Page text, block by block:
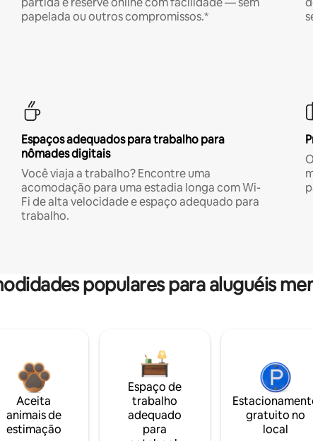
papelada ou outros compromissos.*
Espaços adequados para trabalho para
nômades digitais
Você viaja a trabalho? Encontre uma
acomodação para uma estadia longa com Wi-
Fi de alta velocidade e espaço adequado para
trabalho.
populares para aluguéis
Aceita
animais de
estimação
Espaço de
trabalho
adequado
para
gratuito no
local